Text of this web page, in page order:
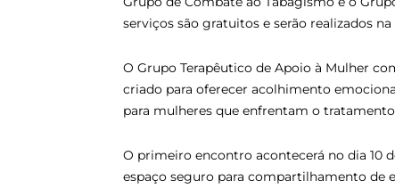
serviços são gratuitos e serão realizados
O Grupo Terapêutico de Apoio à Mulher
criado para oferecer acolhimento
para mulheres que enfrentam o
O primeiro encontro acontecerá no dia 10
espaço seguro para compartilhamento de